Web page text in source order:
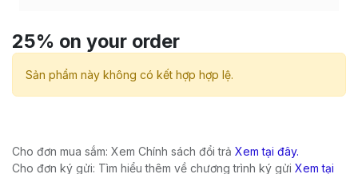
25% on your order
Sản phẩm này không có kết hợp hợp lệ.
Cho đơn mua sắm: Xem Chính sách đổi trả Xem tại đây.
Cho đơn ký gửi: Tìm hiểu thêm về chương trình ký gửi Xem tại